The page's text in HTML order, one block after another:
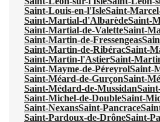
Saint-Louis-en-l'IsleSaint-
Saint-Martial-d'AlbarèdeSaint-
Saint-Martial-de-ValetteSaint-
Saint-Martin-de-Fressengeas
Saint-Martin-de-RibéracSaint-
Saint-Martin-l'AstierSaint-
Saint-Mayme-de-PéreyrolSaint-
Saint-Méard-de-GurçonSaint-
Saint-Médard-de-Mussidan
Saint-Michel-de-DoubleSaint-
Saint-NexansSaint-Pancrace
Saint-Pardoux-de-DrôneSaint-